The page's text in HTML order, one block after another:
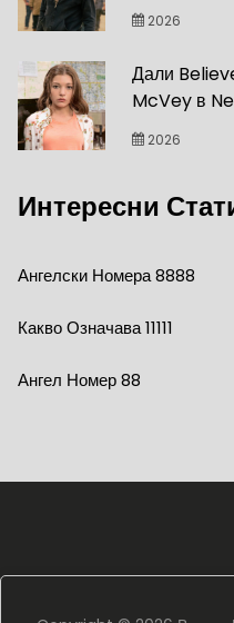
2026
Дали
McVey в
2026
Интересни
Ангелски Номера 8888
Какво Означава 11111
Ангел Номер 88